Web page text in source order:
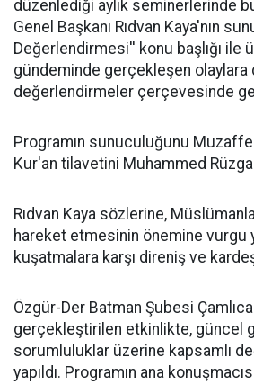
düzenlediği aylık seminerlerinde
Genel Başkanı Rıdvan Kaya'nın
Değerlendirmesi'' konu başlığı ile
gündeminde gerçekleşen olaylara
değerlendirmeler çerçevesinde
Programın sunuculuğunu
Kur'an tilavetini Muhammed
Rıdvan Kaya sözlerine,
hareket etmesinin önemine vurgu
kuşatmalara karşı direniş ve
Özgür-Der Batman Şubesi
gerçekleştirilen etkinlikte, güncel
sorumluluklar üzerine kapsamlı
yapıldı. Programın ana